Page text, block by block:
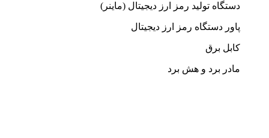
دستگاه تولید رمز ارز دیجیتال (ماینر)
پاور دستگاه رمز ارز دیجیتال
کابل برق
مادر برد و هش برد